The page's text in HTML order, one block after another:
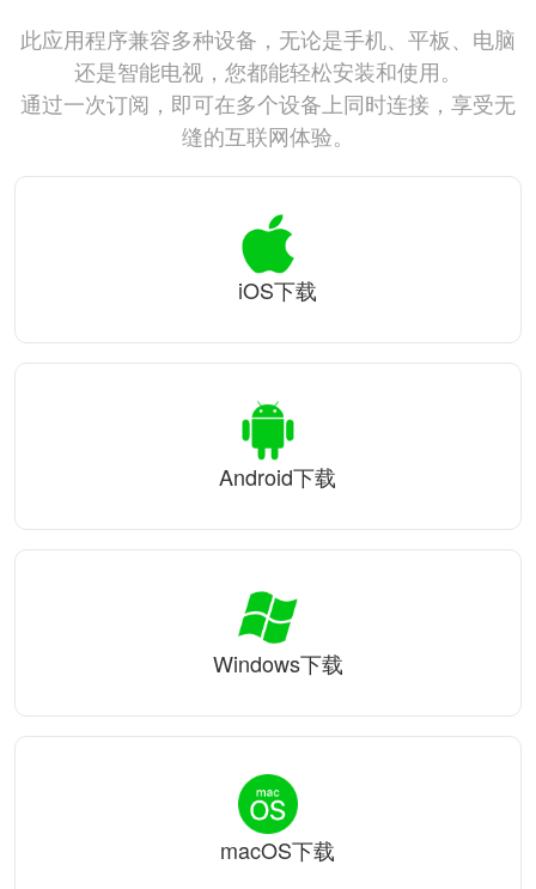
此应用程序兼容多种设备，无论是手机、平板、电脑
还是智能电视，您都能轻松安装和使用。
通过一次订阅，即可在多个设备上同时连接，享受无
缝的互联网体验。
iOS下载
Android下载
Windows下载
macOS下载